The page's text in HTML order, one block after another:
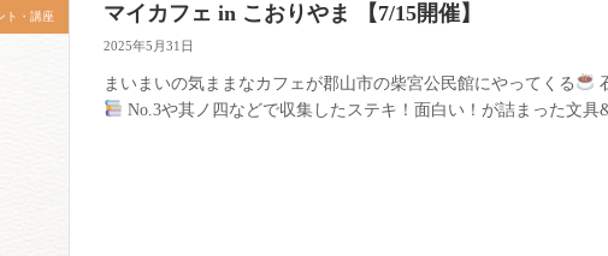
ト・講座 マイカフェ in こおりやま 【7/15開催】
2025年5月31日
まいまいの気ままなカフェが郡山市の柴宮公民館にやってくる
No.3や其ノ四などで収集したステキ！面白い！が詰まった文